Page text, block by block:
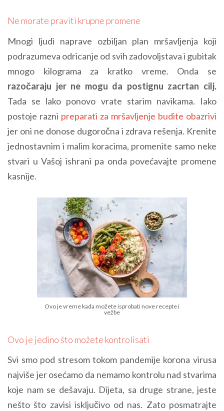
Ne morate praviti krupne promene
Mnogi ljudi naprave ozbiljan plan mršavljenja koji
podrazumeva odricanje od svih zadovoljstava i gubitak
mnogo kilograma za kratko vreme. Onda se
razočaraju jer ne mogu da postignu zacrtan cilj.
Tada se lako ponovo vrate starim navikama. Iako
postoje razni preparati za mršavljenje budite obazrivi
jer oni ne donose dugoročna i zdrava rešenja. Krenite
jednostavnim i malim koracima, promenite samo neke
stvari u Vašoj ishrani pa onda povećavajte promene
kasnije.
Ovo je vreme kada možete isprobati nove recepte i
vežbe
Ovo je jedino što možete kontrolisati
Svi smo pod stresom tokom pandemije korona virusa
najviše jer osećamo da nemamo kontrolu nad stvarima
koje nam se dešavaju. Dijeta, sa druge strane, jeste
nešto što zavisi isključivo od nas. Zato posmatrajte